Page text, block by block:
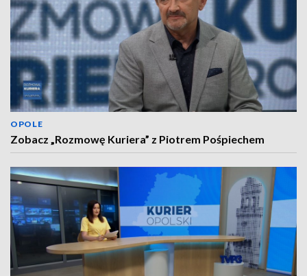
OPOLE
Zobacz „Rozmowę Kuriera” z Piotrem Pośpiechem